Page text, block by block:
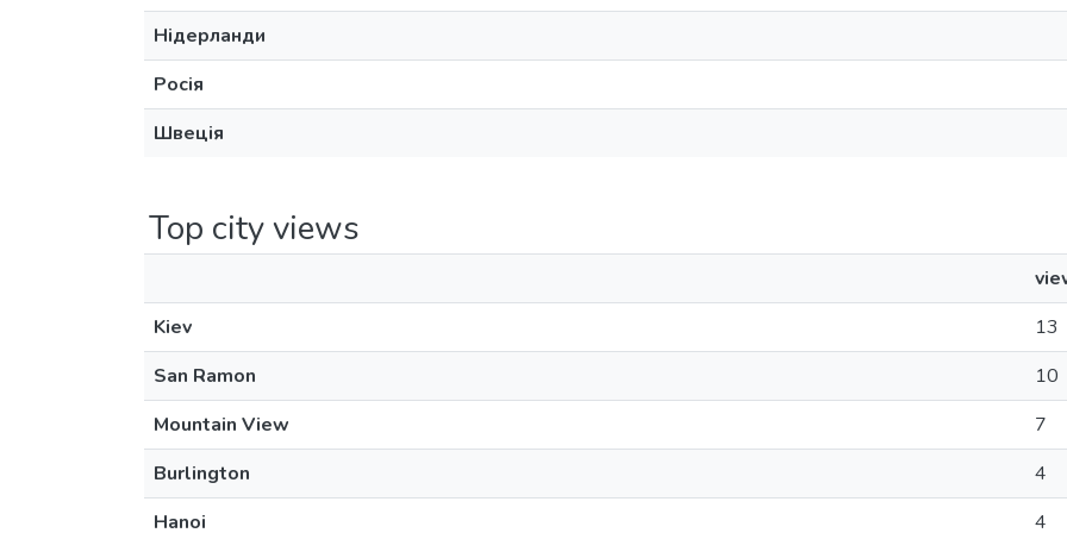
Нідерланди
Росія
Швеція
Top city views
Kiev
13
San Ramon
10
Mountain View
7
Burlington
4
Hanoi
4